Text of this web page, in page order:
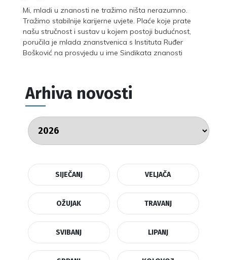
Mi, mladi u znanosti ne tražimo ništa nerazumno.
Tražimo stabilnije karijerne uvjete. Plaće koje prate
našu stručnost i sustav u kojem postoji budućnost,
poručila je mlada znanstvenica s Instituta Ruđer
Bošković na prosvjedu u ime Sindikata znanosti
Arhiva novosti
SIJEČANJ VELJAČA
OŽUJAK TRAVANJ
SVIBANJ LIPANJ